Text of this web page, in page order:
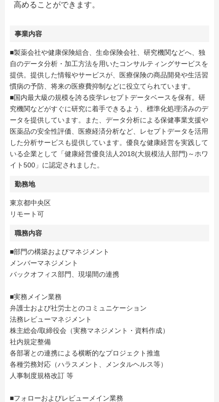
高めることができます。
事業内容
■製薬会社や健康保険組合、生命保険会社、研究機関などへ、独
自のデータ分析・加工方法を用いたコンサルティングサービスを
提供。提供した情報やサービスが、医療保険の商品開発や生活習
慣病の予防、将来の医療費抑制などに役立てられています。
■国内最大級の規模を誇る疫学レセプトデータベースを保有。研
究機関などがすぐに研究に着手できるよう、標準化処理済みのデ
ータを提供しています。また、データ分析による保健事業支援や
医薬品の安全性評価、医療経済分析など、レセプトデータを活用
した分析サービスも提供しています。優良な健康経営を実践して
いる企業として「健康経営優良法人2018(大規模法人部門)～ホワ
イト500」に認定されました。
勤務地
東京都中央区
リモート可
職務内容
■部門の構築およびマネジメント
メンバーマネジメント
バックオフィス部門、現場間の連携
■実務メイン業務
弁護士および社労士とのコミュニケーション
法務レビューマネジメント
株主総会/取締役会（実務マネジメント・資料作成）
社内規定整備
各部署との連携による横断的なプロジェクト推進
各種労務対応（ハラスメント、メンタルヘルス等）
人事制度規格改訂 等
■フォローおよびレビューメイン業務